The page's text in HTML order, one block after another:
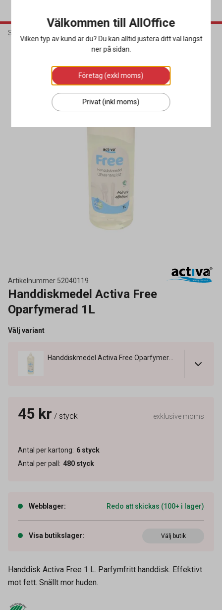
Städ & Hygien
Miljöval
Artikelnummer 52040119
Handdiskmedel Activa Free
Oparfymerad 1L
Välj variant
Handdiskmedel Activa Free Oparfymerad 1L
45 kr / styck exklusive moms
Antal per kartong: 6 styck
Antal per pall : 480 styck
Webblager: Redo att skickas (100+ i lager)
Visa butikslager: Välj butik
Handdisk Activa Free 1 L. Parfymfritt handdisk. Effektivt
mot fett. Snällt mor huden.
Artikelnummer
Volym
Välkommen till AllOffice
Vilken typ av kund är du? Du kan alltid justera ditt val längst
ner på sidan.
Företag (exkl moms)
Privat (inkl moms)